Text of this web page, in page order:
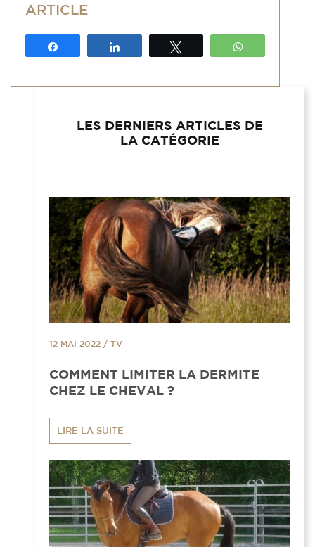
ARTICLE
LES DERNIERS ARTICLES DE
LA CATÉGORIE
12 MAI 2022 / TV
COMMENT LIMITER LA DERMITE
CHEZ LE CHEVAL ?
LIRE LA SUITE